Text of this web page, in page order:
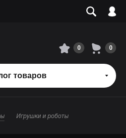
0 0
товаров
Игрушки и роботы